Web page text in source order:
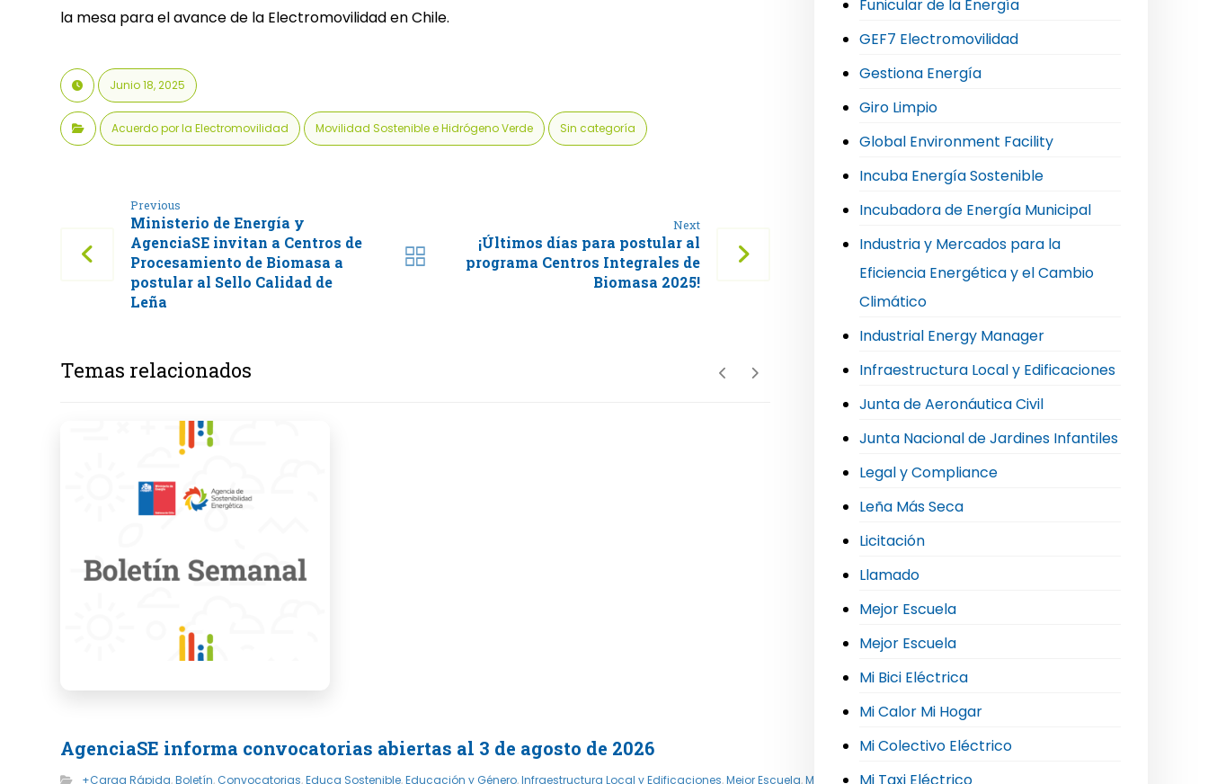
la mesa para el avance de la Electromovilidad en Chile.
Junio 18, 2025
Acuerdo por la Electromovilidad Movilidad Sostenible e Hidrógeno Verde Sin categoría
Previous
Ministerio de Energía y
AgenciaSE invitan a Centros de
Procesamiento de Biomasa a
postular al Sello Calidad de
Leña
Next
¡Últimos días para postular al
programa Centros Integrales de
Biomasa 2025!
Temas relacionados
AgenciaSE informa convocatorias abiertas al 3 de agosto de 2026
+Carga Rápida,Boletín, Convocatorias,Educa Sostenible,Educación y Género,Infraestructura Local y Edificaciones,Mejor Escuela,Mi Taxi Eléctrico,Movilidad Sostenible e Hidrógeno Verde
Funicular de la Energía
GEF7 Electromovilidad
Gestiona Energía
Giro Limpio
Global Environment Facility
Incuba Energía Sostenible
Incubadora de Energía Municipal
Industria y Mercados para la
Eficiencia Energética y el Cambio
Climático
Industrial Energy Manager
Infraestructura Local y Edificaciones
Junta de Aeronáutica Civil
Junta Nacional de Jardines Infantiles
Legal y Compliance
Leña Más Seca
Licitación
Llamado
Mejor Escuela
Mejor Escuela
Mi Bici Eléctrica
Mi Calor Mi Hogar
Mi Colectivo Eléctrico